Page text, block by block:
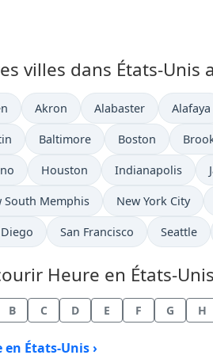
villes dans États-Unis
actuelle à
Heure actuelle à
Akron Heure actuelle à
Alabaster Heure
Alafaya
actuelle àHeure actuelle à
Baltimore Heure actuelle à
Boston
actuelle àHeure actuelle à
Houston Heure actuelle à
Indianapolis
actuelle à
South Memphis Heure actuelle à
New York City
actuelle àHeure actuelle à
San Francisco Heure
Seattle
Heure en États-
B C D E F G H
en États-Unis ›